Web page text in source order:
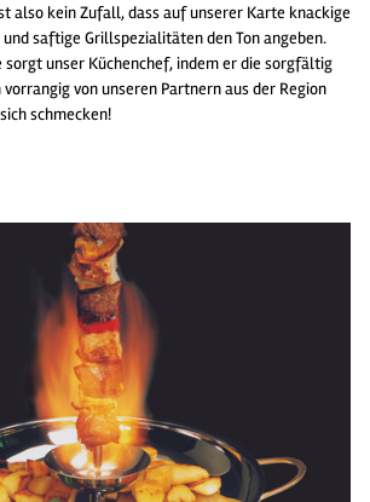
also kein Zufall, dass auf unserer Karte knackige
saftige Grillspezialitäten den Ton angeben.
sorgt unser Küchenchef, indem er die sorgfältig
von unseren Partnern aus der Region
schmecken!